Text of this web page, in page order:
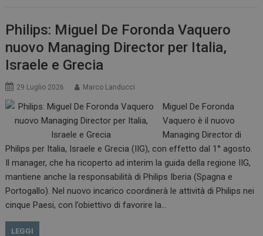
Philips: Miguel De Foronda Vaquero
nuovo Managing Director per Italia,
Israele e Grecia
29 Luglio 2026 Marco Landucci
Miguel De Foronda
Vaquero è il nuovo
Managing Director di
Philips per Italia, Israele e Grecia (IIG), con effetto dal 1° agosto.
Il manager, che ha ricoperto ad interim la guida della regione IIG,
mantiene anche la responsabilità di Philips Iberia (Spagna e
Portogallo). Nel nuovo incarico coordinerà le attività di Philips nei
cinque Paesi, con l’obiettivo di favorire la…
LEGGI